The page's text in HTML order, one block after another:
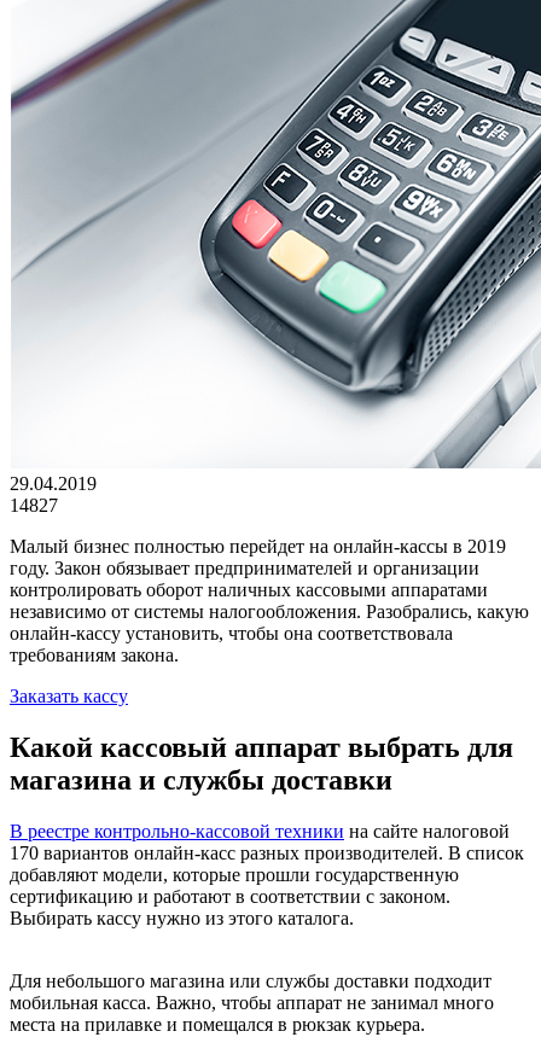
29.04.2019
14827
Малый бизнес полностью перейдет на онлайн-кассы в 2019
году. Закон обязывает предпринимателей и организации
контролировать оборот наличных кассовыми аппаратами
независимо от системы налогообложения. Разобрались, какую
онлайн-кассу установить, чтобы она соответствовала
требованиям закона.
Заказать кассу
Какой кассовый аппарат выбрать для
магазина и службы доставки
В реестре контрольно-кассовой техники на сайте налоговой
170 вариантов онлайн-касс разных производителей. В список
добавляют модели, которые прошли государственную
сертификацию и работают в соответствии с законом.
Выбирать кассу нужно из этого каталога.
Для небольшого магазина или службы доставки подходит
мобильная касса. Важно, чтобы аппарат не занимал много
места на прилавке и помещался в рюкзак курьера.